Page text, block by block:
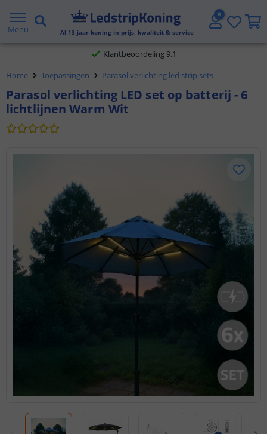
Menu Al 13 jaar koning in prijs, kwaliteit & service
Gratis verzending vanaf € 20,- NL en BE
Klantbeoordeling 9.1
Voor 23:45 uur besteld, morgen in huis
Home Toepassingen Parasol verlichting led strip sets
Parasol verlichting LED set op batterij - 6
lichtlijnen Warm Wit